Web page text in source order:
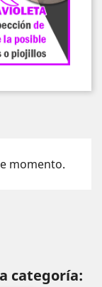
momento.
categoría: